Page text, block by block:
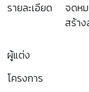
รายละเอียด
จดห
สร้า
ผู้แต่ง
โครงการ